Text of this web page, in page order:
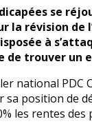
se
la révision de
à
de trouver un
national
sa position de
les rentes